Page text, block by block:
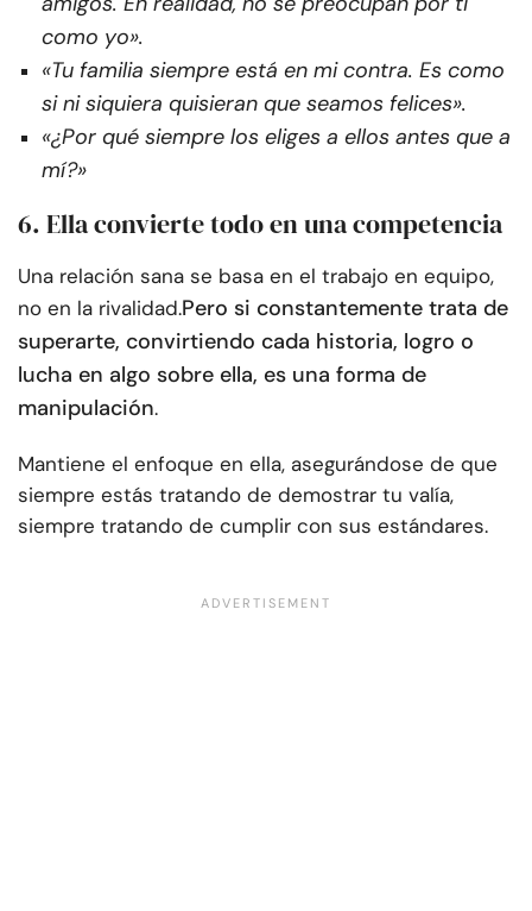
como yo».
«Tu familia siempre está en mi contra. Es como
si ni siquiera quisieran que seamos felices».
«¿Por qué siempre los eliges a ellos antes que a
mí?»
6. Ella convierte todo en una competencia
Una relación sana se basa en el trabajo en equipo,
no en la rivalidad.Pero si constantemente trata de
superarte, convirtiendo cada historia, logro o
lucha en algo sobre ella, es una forma de
manipulación.
Mantiene el enfoque en ella, asegurándose de que
siempre estás tratando de demostrar tu valía,
siempre tratando de cumplir con sus estándares.